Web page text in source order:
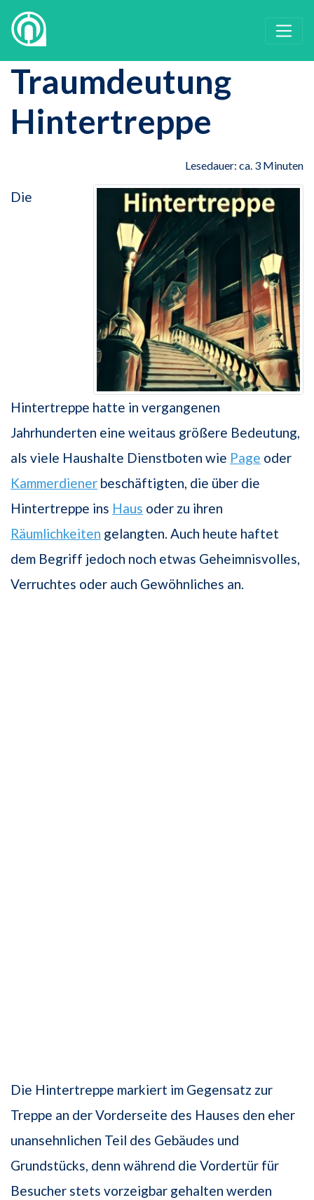
Traumdeutung
Hintertreppe
Lesedauer: ca. 3 Minuten
Die
Hintertreppe hatte in vergangenen
Jahrhunderten eine weitaus größere Bedeutung,
als viele Haushalte Dienstboten wie Page oder
Kammerdiener beschäftigten, die über die
Hintertreppe ins Haus oder zu ihren
Räumlichkeiten gelangten. Auch heute haftet
dem Begriff jedoch noch etwas Geheimnisvolles,
Verruchtes oder auch Gewöhnliches an.
Die Hintertreppe markiert im Gegensatz zur
Treppe an der Vorderseite des Hauses den eher
unansehnlichen Teil des Gebäudes und
Grundstücks, denn während die Vordertür für
Besucher stets vorzeigbar gehalten werden